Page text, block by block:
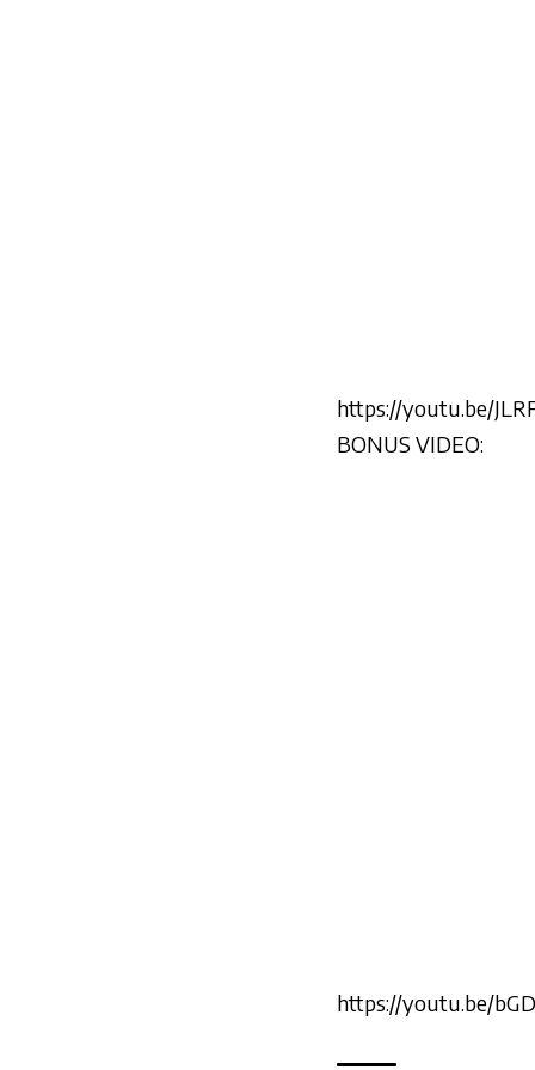
https://youtu.be/
BONUS VIDEO:
https://youtu.be/